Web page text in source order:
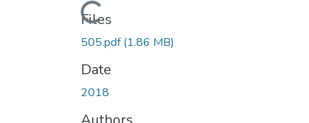
Loading...
Files
505.pdf(1.86 MB)
Date
2018